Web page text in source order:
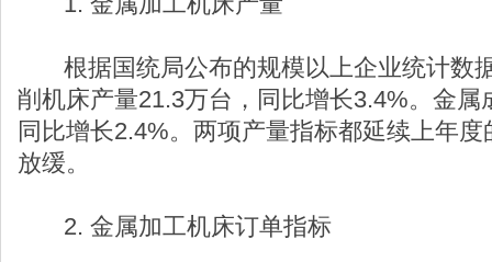
根据国统局公布的规模以上企业统计数
削机床产量21.3万台，同比增长3.4%。金属
同比增长2.4%。两项产量指标都延续上年
放缓。
2. 金属加工机床订单指标